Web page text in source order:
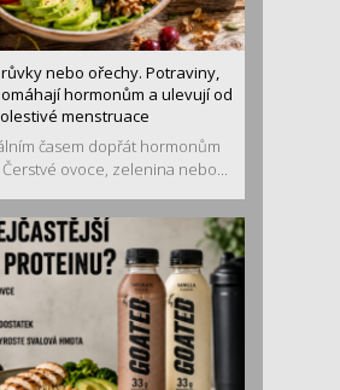
nebo ořechy. Potraviny,
hormonům a ulevují od
menstruace
časem dopřát hormonům
ovoce, zelenina nebo...